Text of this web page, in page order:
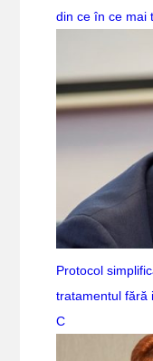
din ce în ce mai
Protocol
tratamentul fără
C